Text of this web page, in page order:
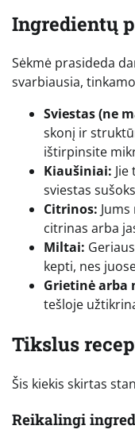
Ingredientų
Sėkmė prasideda
svarbiausia,
Sviestas (ne
skonį ir
ištirpinsite
Kiaušiniai:
sviestas
Citrinos:
citrinas arba
Miltai:
kepti, nes
Grietinė arba
tešloje
Tikslus
Šis kiekis skirtas
Reikalingi